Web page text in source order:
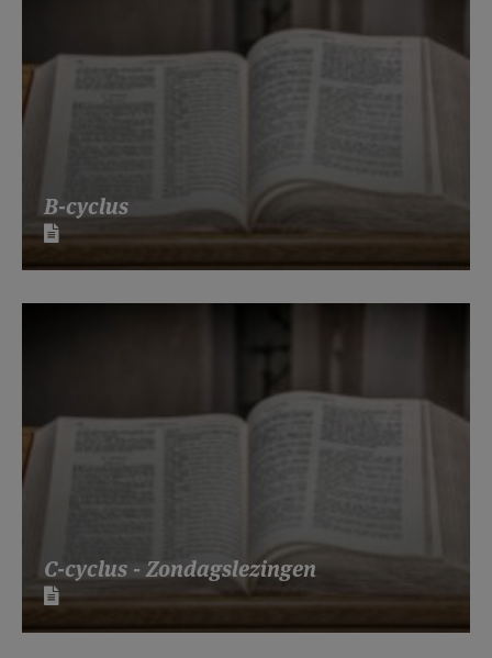
B-cyclus
C-cyclus - Zondagslezingen